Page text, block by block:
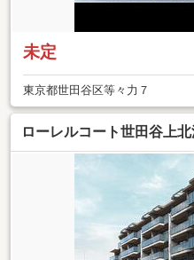
未定
東京都世田谷区等々力７
ローレルコート世田谷上